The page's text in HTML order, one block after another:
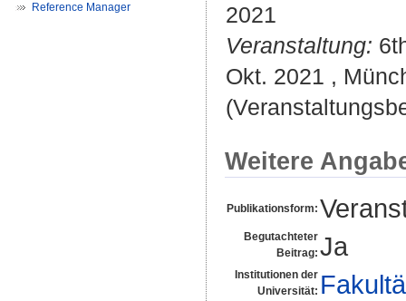
Reference Manager
2021
Veranstaltung:
Okt. 2021 ,
Weitere
Publikationsform:
Begutachteter
Beitrag: Ja
Institutionen der
Universität: